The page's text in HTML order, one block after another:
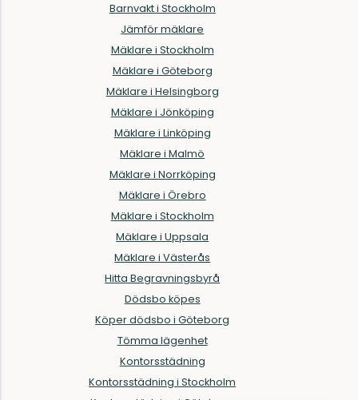
Barnvakt i Stockholm
Jämför mäklare
Mäklare i Stockholm
Mäklare i Göteborg
Mäklare i Helsingborg
Mäklare i Jönköping
Mäklare i Linköping
Mäklare i Malmö
Mäklare i Norrköping
Mäklare i Örebro
Mäklare i Stockholm
Mäklare i Uppsala
Mäklare i Västerås
Hitta Begravningsbyrå
Dödsbo köpes
Köper dödsbo i Göteborg
Tömma lägenhet
Kontorsstädning
Kontorsstädning i Stockholm